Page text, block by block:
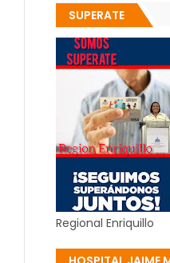
SUPERATE
Regional Enriquillo